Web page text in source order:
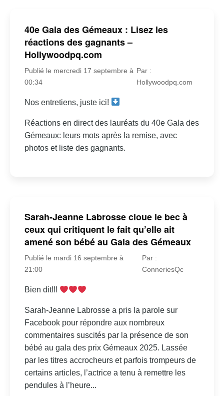
40e Gala des Gémeaux : Lisez les
réactions des gagnants –
Hollywoodpq.com
Publié le mercredi 17 septembre à
00:34
Par :
Hollywoodpq.com
Nos entretiens, juste ici!
Réactions en direct des lauréats du 40e Gala des
Gémeaux: leurs mots après la remise, avec
photos et liste des gagnants.
Sarah-Jeanne Labrosse cloue le bec à
ceux qui critiquent le fait qu’elle ait
amené son bébé au Gala des Gémeaux
Publié le mardi 16 septembre à
21:00
Par :
ConneriesQc
Bien dit!!!
Sarah-Jeanne Labrosse a pris la parole sur
Facebook pour répondre aux nombreux
commentaires suscités par la présence de son
bébé au gala des prix Gémeaux 2025. Lassée
par les titres accrocheurs et parfois trompeurs de
certains articles, l’actrice a tenu à remettre les
pendules à l’heure...